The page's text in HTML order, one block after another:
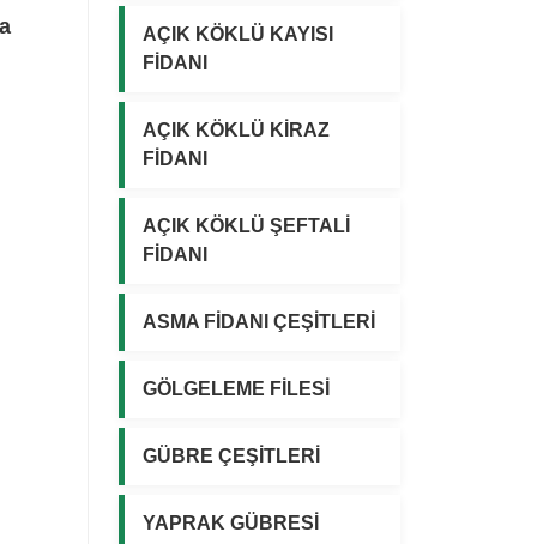
AÇIK KÖKLÜ KAYISI
FİDANI
AÇIK KÖKLÜ KİRAZ
FİDANI
AÇIK KÖKLÜ ŞEFTALİ
FİDANI
ASMA FİDANI ÇEŞİTLERİ
GÖLGELEME FİLESİ
GÜBRE ÇEŞİTLERİ
YAPRAK GÜBRESİ